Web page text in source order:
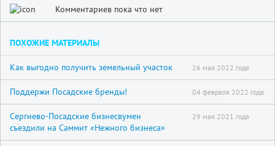
Комментариев пока что нет
ПОХОЖИЕ МАТЕРИАЛЫ
Как выгодно получить земельный участок 26 мая 2022 года
Поддержи Посадские бренды! 04 февраля 2022 года
Сергиево-Посадские бизнесвумен
съездили на Саммит «Нежного бизнеса»
29 мая 2021 года